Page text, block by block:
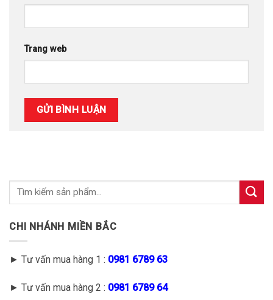
Trang web
CHI NHÁNH MIỀN BẮC
► Tư vấn mua hàng 1 : 0981 6789 63
► Tư vấn mua hàng 2 : 0981 6789 64